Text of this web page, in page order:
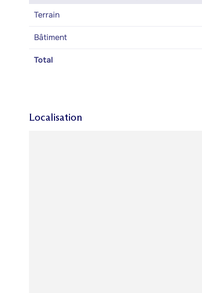
Terrain
Bâtiment
Total
Localisation